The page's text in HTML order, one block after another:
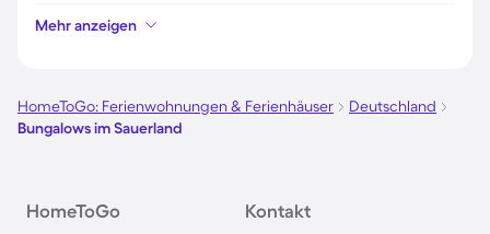
Bungalows auf Fehmarn
Bungalows auf Usedom
Bungalows in Italien
Mehr anzeigen
HomeToGo: Ferienwohnungen & Ferienhäuser
Deutschland
Bungalows im Sauerland
HomeToGo Kontakt